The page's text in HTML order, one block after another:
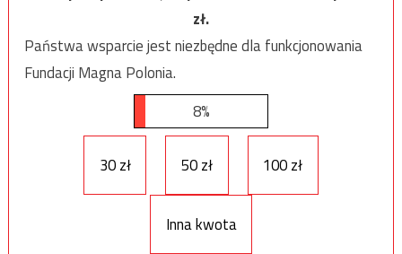
zł.
Państwa wsparcie jest niezbędne dla funkcjonowania
Fundacji Magna Polonia.
8%
30 zł 50 zł 100 zł
Inna kwota